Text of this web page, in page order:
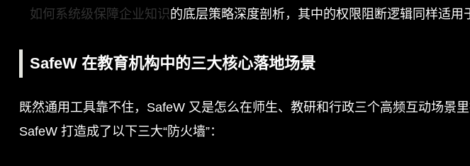
如何系统级保障企业知识 的底层策略深度剖析，其中的权限阻断逻辑同样适用
SafeW 在教育机构中的三大核心落地场景
既然通用工具靠不住，SafeW 又是怎么在师生、教研和行政三个高频互动场景
SafeW 打造成了以下三大“防火墙”：